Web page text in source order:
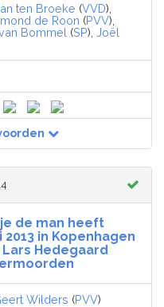
ten Broeke (VVD),
de Roon (PVV),
Bommel (SP), Joël
de man heeft
in Kopenhagen
Hedegaard
Wilders (PVV)